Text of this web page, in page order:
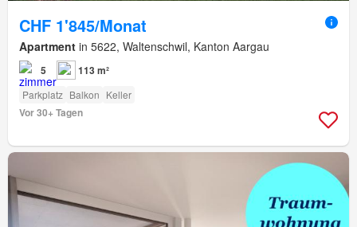
CHF 1'845/Monat
Apartment in 5622, Waltenschwil, Kanton Aargau
5 113 m²
Parkplatz Balkon Keller
Vor 30+ Tagen